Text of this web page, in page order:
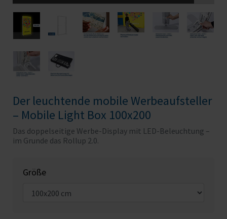
Der leuchtende mobile Werbeaufsteller
– Mobile Light Box 100x200
Das doppelseitige Werbe-Display mit LED-Beleuchtung –
im Grunde das Rollup 2.0.
Größe